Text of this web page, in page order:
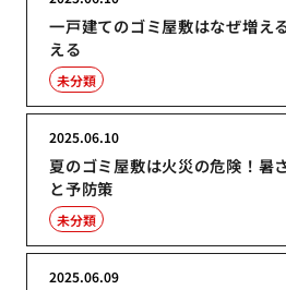
一戸建てのゴミ屋敷はなぜ増え
える
未分類
夏のゴミ屋敷は火災の危険！暑
と予防策
2025.06.10
未分類
2025.06.09